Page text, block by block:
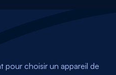
pour choisir un appareil de